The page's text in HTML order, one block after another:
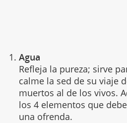
Agua
Refleja la pureza; sirve
calme la sed de su viaje
muertos al de los vivos.
los 4 elementos que
una ofrenda.